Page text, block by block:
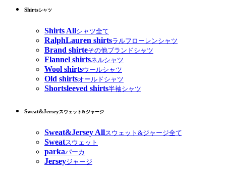
Shirtsシャツ
Shirts Allシャツ全て
RalphLauren shirtsラルフローレンシャツ
Brand shirteその他ブランドシャツ
Flannel shirtsネルシャツ
Wool shirtsウールシャツ
Old shirtsオールドシャツ
Shortsleeved shirts半袖シャツ
Sweat&Jerseyスウェット&ジャージ
Sweat&Jersey Allスウェット&ジャージ全て
Sweatスウェット
parkaパーカ
Jerseyジャージ